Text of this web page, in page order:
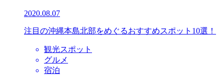
2020.08.07
注目の沖縄本島北部をめぐるおすすめスポット10選！
観光スポット
グルメ
宿泊